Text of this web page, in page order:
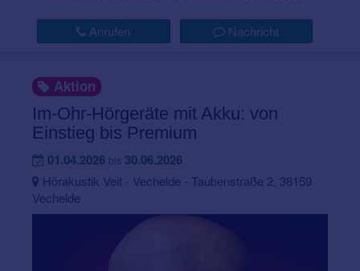
Anrufen Nachricht
Aktion
Im-Ohr-Hörgeräte mit Akku: von
Einstieg bis Premium
01.04.2026 bis 30.06.2026
Hörakustik Veit - Vechelde - Taubenstraße 2, 38159
Vechelde